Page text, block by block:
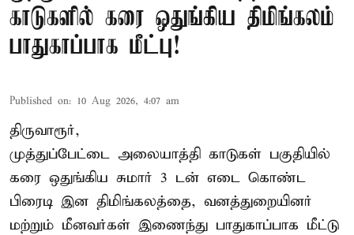
காடுகளில் கரை ஒதுங்கிய திமிங்கலம்
பாதுகாப்பாக மீட்பு!
Published on: 10 Aug 2026, 4:07 am
திருவாரூர்,
முத்துப்பேட்டை அலையாத்தி காடுகள் பகுதியில்
கரை ஒதுங்கிய சுமார் 3 டன் எடை கொண்ட
பிரைடி இன திமிங்கலத்தை, வனத்துறையினர்
மற்றும் மீனவர்கள் இணைந்து பாதுகாப்பாக மீட்டு